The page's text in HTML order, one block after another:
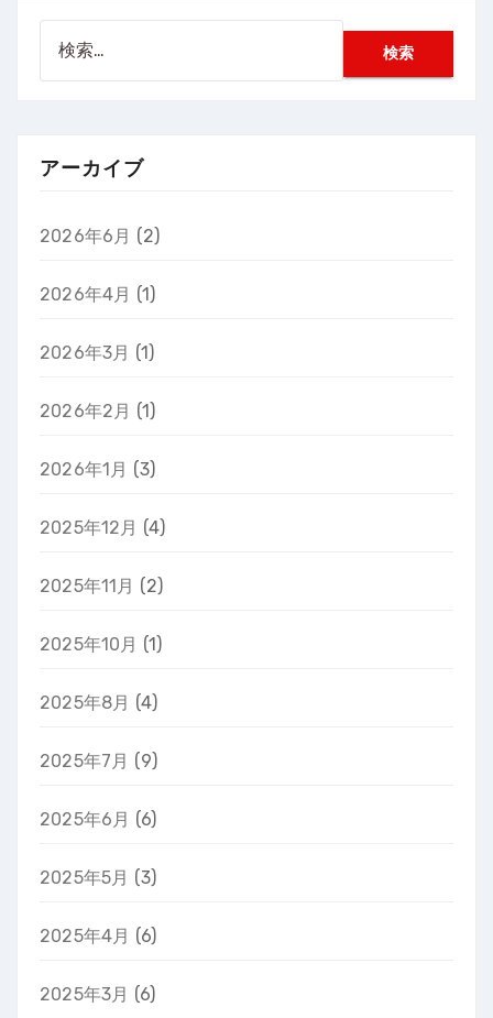
アーカイブ
2026年6月 (2)
2026年4月 (1)
2026年3月 (1)
2026年2月 (1)
2026年1月 (3)
2025年12月 (4)
2025年11月 (2)
2025年10月 (1)
2025年8月 (4)
2025年7月 (9)
2025年6月 (6)
2025年5月 (3)
2025年4月 (6)
2025年3月 (6)